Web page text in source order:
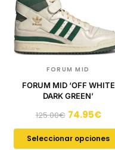
FORUM MID
FORUM MID ‘OFF WHITE
DARK GREEN’
125.00€ 74.95€
Seleccionar opciones